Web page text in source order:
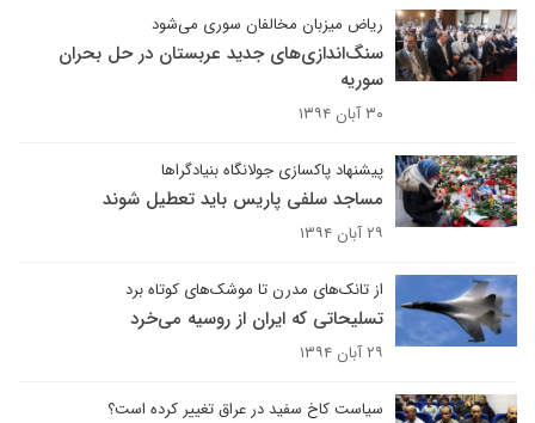
ریاض میزبان مخالفان سوری می‌شود
سنگ‌اندازی‌های جدید عربستان در حل بحران
سوریه
۳۰ آبان ۱۳۹۴
پیشنهاد پاکسازی جولانگاه بنیادگراها
مساجد سلفی پاریس باید تعطیل شوند
۲۹ آبان ۱۳۹۴
از تانک‌های مدرن تا موشک‌های کوتاه برد
تسلیحاتی که ایران از روسیه می‌خرد
۲۹ آبان ۱۳۹۴
سیاست کاخ سفید در عراق تغییر کرده است؟